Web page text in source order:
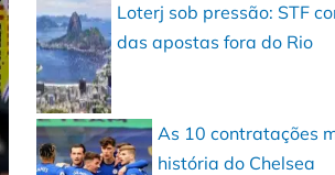
Loterj sob pressão: STF
das apostas fora do Rio
As 10 contratações
história do Chelsea